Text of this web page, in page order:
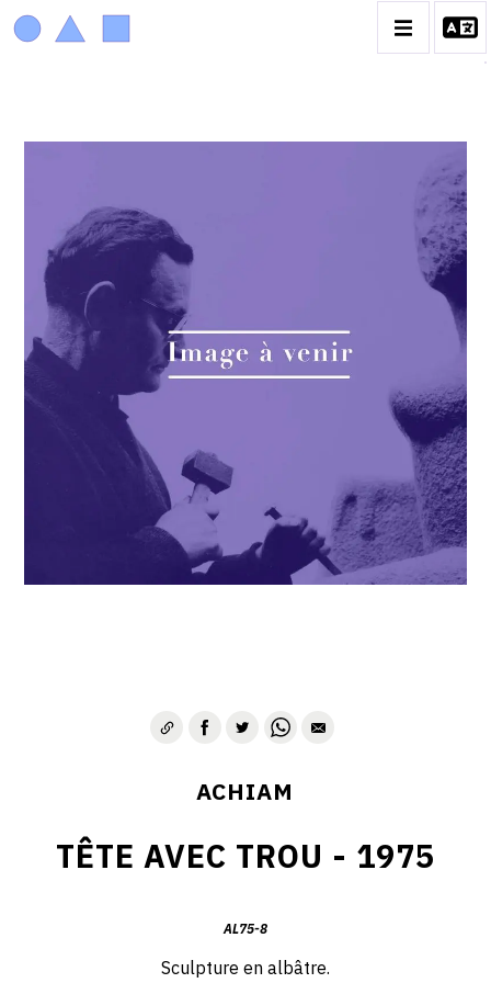
BIOGRAPHIE
LA PROMENADE DES JARDINS À SÈVRES
CATALOGUE DES OEUVRES
ANIMAUX & PLANTES
ENGAGEMENTS & SOCIÉTÉ
MUSIQUE & DANSE
VIE & SENTIMENTS
VISAGES
CONTACT
ACHIAM
TÊTE AVEC TROU - 1975
AL75-8
Sculpture en albâtre.